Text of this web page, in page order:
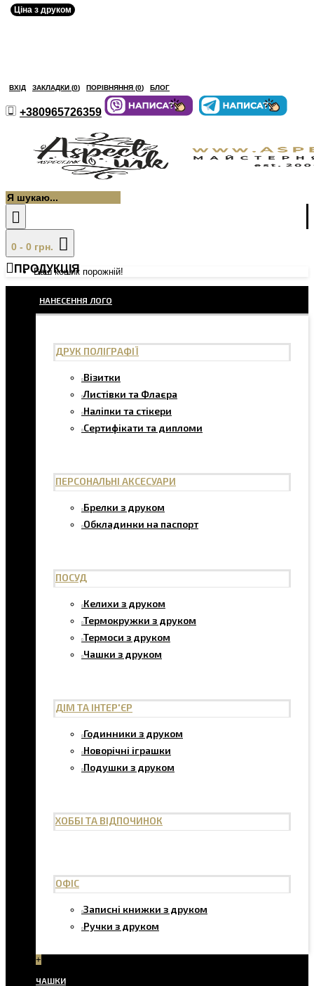
ВХІД ЗАКЛАДКИ (0) ПОРІВНЯННЯ (0) БЛОГ
+380965726359
0 - 0 грн.
Ваш кошик порожній!
ПРОДУКЦІЯ
НАНЕСЕННЯ ЛОГО
ДРУК ПОЛІГРАФІЇ
Візитки
Листівки та Флаєра
Наліпки та стікери
Сертифікати та дипломи
ПЕРСОНАЛЬНІ АКСЕСУАРИ
Брелки з друком
Обкладинки на паспорт
ПОСУД
Келихи з друком
Термокружки з друком
Термоси з друком
Чашки з друком
ДІМ ТА ІНТЕР'ЄР
Годинники з друком
Новорічні іграшки
Подушки з друком
ХОББІ ТА ВІДПОЧИНОК
ОФІС
Записні книжки з друком
Ручки з друком
+
ЧАШКИ
Ціна з друком